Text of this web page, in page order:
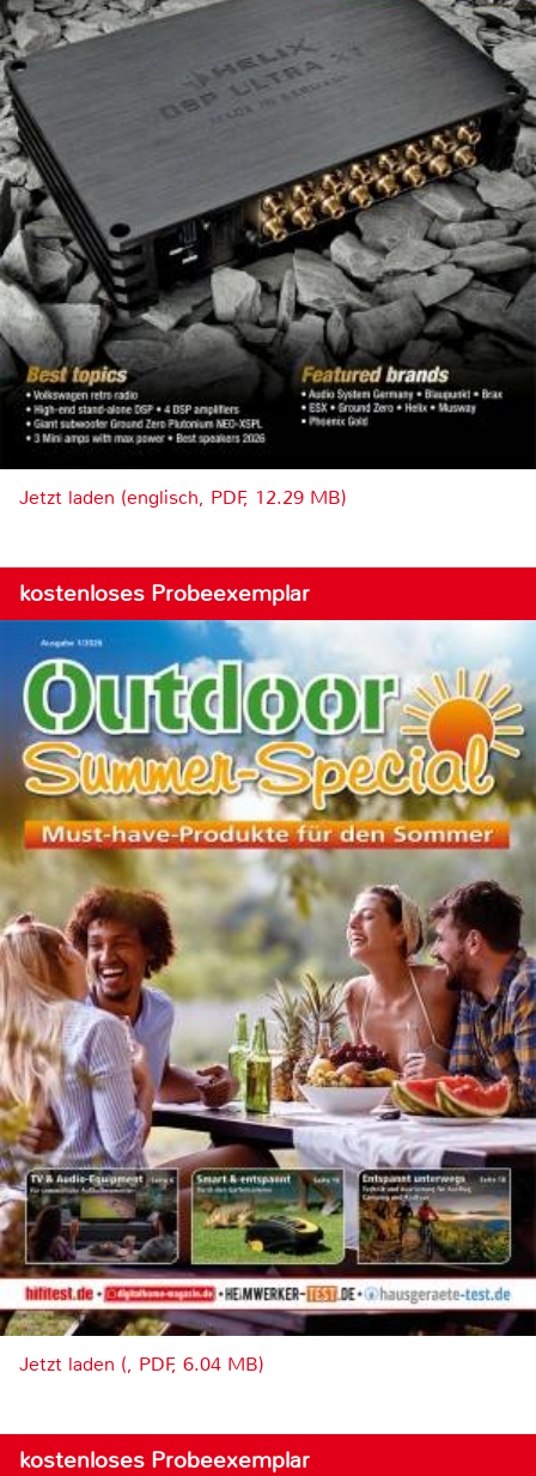
Jetzt laden (englisch, PDF, 12.29 MB)
kostenloses Probeexemplar
Jetzt laden (, PDF, 6.04 MB)
kostenloses Probeexemplar